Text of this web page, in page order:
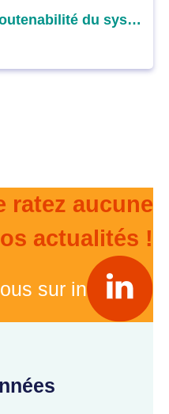
Comment concilier la soutenabilité du système et l’efficience des dépenses dans l’accès aux soins : la question du financement ?
ratez aucune
actualités !
sur in